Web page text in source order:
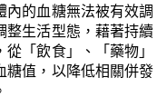
內的血糖無法被有效調
整生活型態，藉著持續
「飲食」、「藥物」
糖值，以降低相關併發